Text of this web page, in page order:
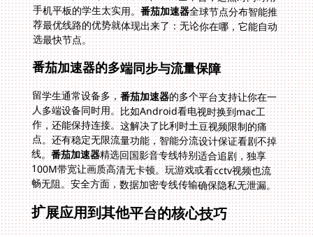
手机平板的学生太实用。番茄加速器全球节点分布智能推
荐最优线路的优势就体现出来了：无论你在哪，它能自动
选最快节点。
番茄加速器的多端同步与流量保障
留学生通常设备多，番茄加速器的多个平台支持让你在一
人多端设备同时用。比如Android看电视时换到mac工
作，还能保持连接。这解决了比利时土豆视频限制的痛
点。还有稳定无限流量功能，智能分流设计保证看剧不掉
线。番茄加速器精选回国影音专线特别适合追剧，独享
100M带宽让画质高清无卡顿。玩游戏或看cctv视频也流
畅无阻。安全方面，数据加密专线传输确保隐私无泄漏。
扩展应用到其他平台的核心技巧